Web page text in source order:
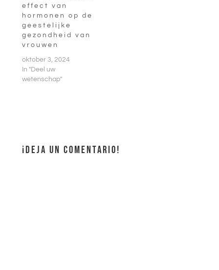
effect van
hormonen op de
geestelijke
gezondheid van
vrouwen
oktober 3, 2024
In "Deel uw
wetenschap"
¡DEJA UN COMENTARIO!